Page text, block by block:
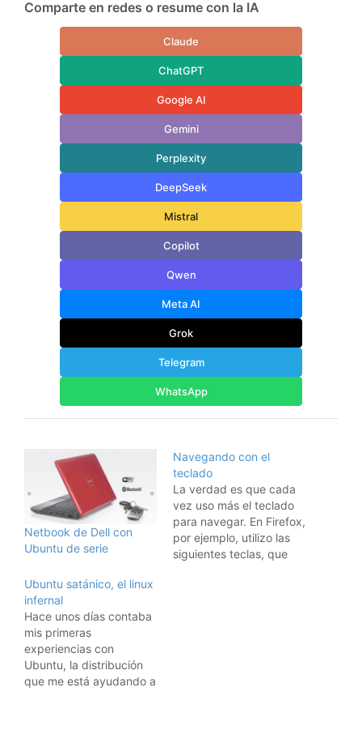
Comparte en redes o resume con la IA
Claude
ChatGPT
Google AI
Gemini
Perplexity
DeepSeek
Mistral
Copilot
Qwen
Meta AI
Grok
Telegram
WhatsApp
Netbook de Dell con
Ubuntu de serie
Navegando con el
teclado
La verdad es que cada
vez uso más el teclado
para navegar. En Firefox,
por ejemplo, utilizo las
siguientes teclas, que
Ubuntu satánico, el linux
infernal
Hace unos días contaba
mis primeras
experiencias con
Ubuntu, la distribución
que me está ayudando a